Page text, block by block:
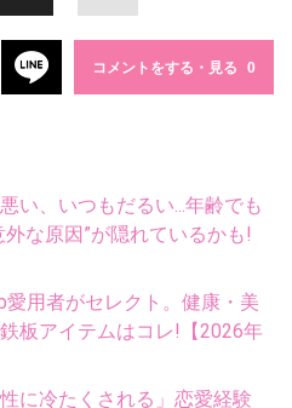
コメントをする・見る
い、いつもだるい...年齢でも
外な原因”が隠れているかも!
用者がセレクト。健康・美
板アイテムはコレ!【2026年
に冷たくされる」恋愛経験